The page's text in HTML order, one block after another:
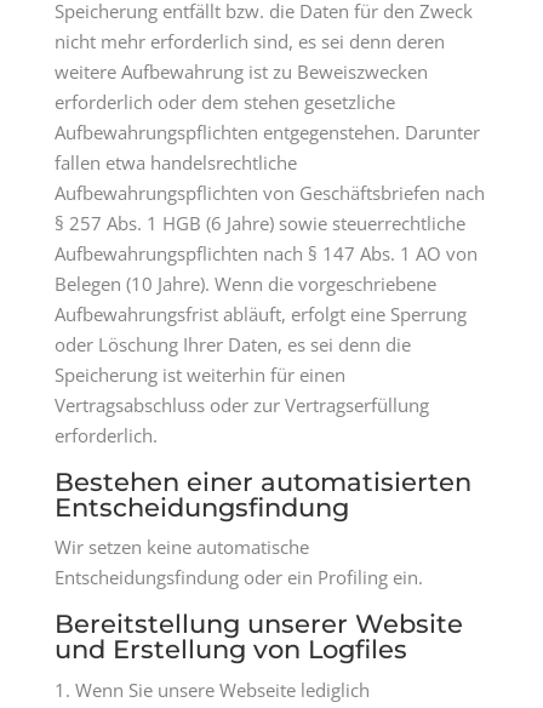
Speicherung entfällt bzw. die Daten für den Zweck
nicht mehr erforderlich sind, es sei denn deren
weitere Aufbewahrung ist zu Beweiszwecken
erforderlich oder dem stehen gesetzliche
Aufbewahrungspflichten entgegenstehen. Darunter
fallen etwa handelsrechtliche
Aufbewahrungspflichten von Geschäftsbriefen nach
§ 257 Abs. 1 HGB (6 Jahre) sowie steuerrechtliche
Aufbewahrungspflichten nach § 147 Abs. 1 AO von
Belegen (10 Jahre). Wenn die vorgeschriebene
Aufbewahrungsfrist abläuft, erfolgt eine Sperrung
oder Löschung Ihrer Daten, es sei denn die
Speicherung ist weiterhin für einen
Vertragsabschluss oder zur Vertragserfüllung
erforderlich.
Bestehen einer automatisierten
Entscheidungsfindung
Wir setzen keine automatische
Entscheidungsfindung oder ein Profiling ein.
Bereitstellung unserer Website
und Erstellung von Logfiles
Wenn Sie unsere Webseite lediglich